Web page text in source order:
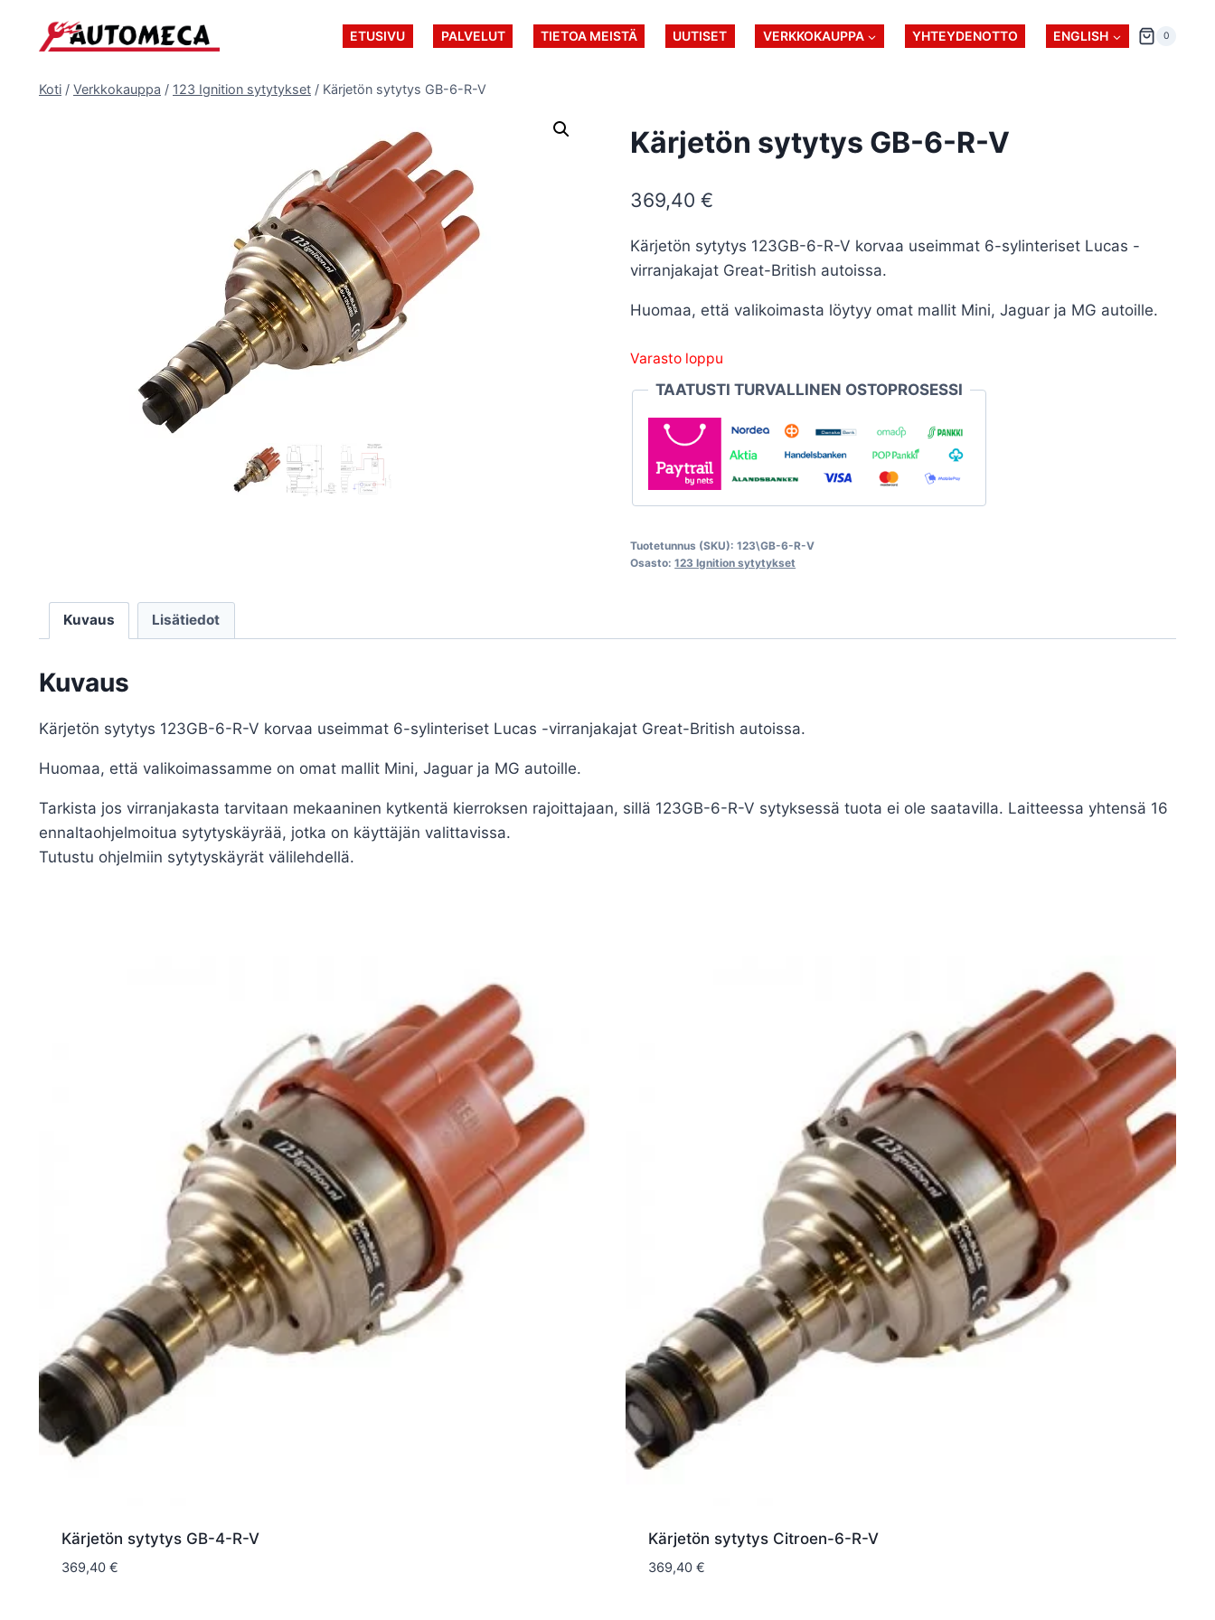
sisältöön
ETUSIVU PALVELUT TIETOA MEISTÄ UUTISET VERKKOKAUPPA YHTEYDENOTTO ENGLISH 0
Koti / Verkkokauppa / 123 Ignition sytytykset / Kärjetön sytytys GB-6-R-V
Kärjetön sytytys GB-6-R-V
369,40€
Kärjetön sytytys 123GB-6-R-V korvaa useimmat 6-sylinteriset Lucas -
virranjakajat Great-British autoissa.
Huomaa, että valikoimasta löytyy omat mallit Mini, Jaguar ja MG autoille.
Varasto loppu
TAATUSTI TURVALLINEN OSTOPROSESSI
Tuotetunnus (SKU):123\GB-6-R-V
Osasto:123 Ignition sytytykset
Kuvaus Lisätiedot
Kuvaus
Kärjetön sytytys 123GB-6-R-V korvaa useimmat 6-sylinteriset Lucas -virranjakajat Great-British autoissa.
Huomaa, että valikoimassamme on omat mallit Mini, Jaguar ja MG autoille.
Tarkista jos virranjakasta tarvitaan mekaaninen kytkentä kierroksen rajoittajaan, sillä 123GB-6-R-V sytyksessä tuota ei ole saatavilla. Laitteessa yhtensä 16
ennaltaohjelmoitua sytytyskäyrää, jotka on käyttäjän valittavissa.
Tutustu ohjelmiin sytytyskäyrät välilehdellä.
Kärjetön sytytys GB-4-R-V
369,40 €
Kärjetön sytytys Citroen-6-R-V
369,40 €